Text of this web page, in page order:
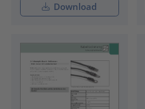
Download